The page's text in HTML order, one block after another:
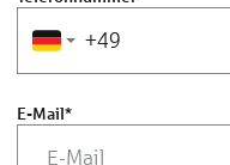
E-Mail*